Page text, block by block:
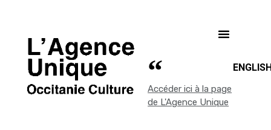
Accéder ici à la page
de L'Agence Unique